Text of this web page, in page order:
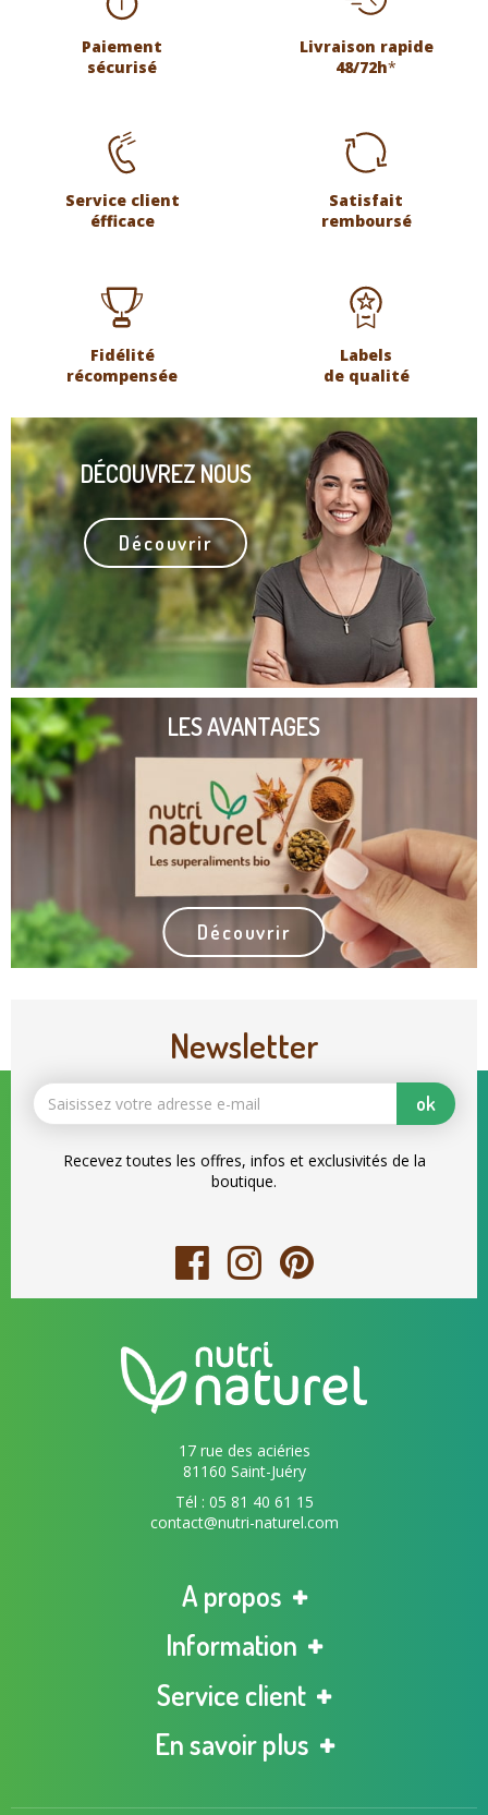
Paiement
sécurisé
Livraison rapide
48/72h*
Service client
éfficace
Satisfait
remboursé
Fidélité
récompensée
Labels
de qualité
DÉCOUVREZ NOUS
Découvrir
LES AVANTAGES
Découvrir
Newsletter
ok
Recevez toutes les offres, infos et exclusivités de la
boutique.
17 rue des aciéries
81160 Saint-Juéry
Tél : 05 81 40 61 15
contact@nutri-naturel.com
A propos
Information
Service client
En savoir plus